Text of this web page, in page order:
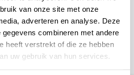
van onze site met onze
adverteren en analyse. Deze
combineren met andere
heeft verstrekt of die ze hebben
uw gebruik van hun services.
een 4.7/5 op